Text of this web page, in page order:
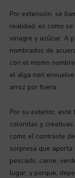
Por extensión, se
realidad, es como
vinagre y azúcar. A
nombrados de
con el mismo
el alga nori
arroz por fuera.
Por su exterior, este
coloridas y
como el contraste
sorpresa que
pescado, carne,
lugar; y porque,